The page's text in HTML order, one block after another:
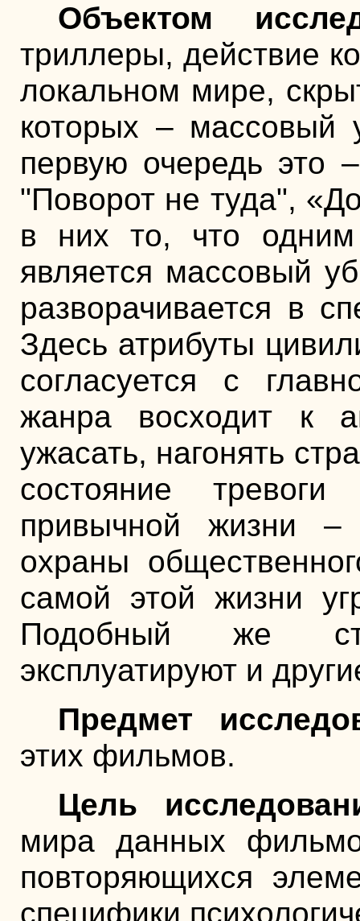
Объектом
триллеры, действие
локальном мире,
которых – массовый
первую очередь это
"Поворот не туда",
в них то, что
является массовый
разворачивается в
Здесь атрибуты
согласуется с
жанра восходит к
ужасать, нагонять
состояние
привычной жизни –
охраны
самой этой жизни
Подобный же
эксплуатируют и
Предмет
этих фильмов.
Цель
мира данных
повторяющихся
специфики